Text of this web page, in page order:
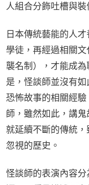
人組合分飾吐槽與
日本傳統藝能的人
學徒，再經過相關
襲名制），才能成
是，怪談師並沒有
恐怖故事的相關經
師，雖然如此，講
就延續不斷的傳統
忽視的歷史。
怪談師的表演內容